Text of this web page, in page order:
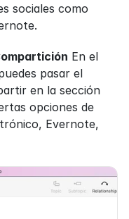
sociales como
En el
pasar el
opciones de
Evernote,